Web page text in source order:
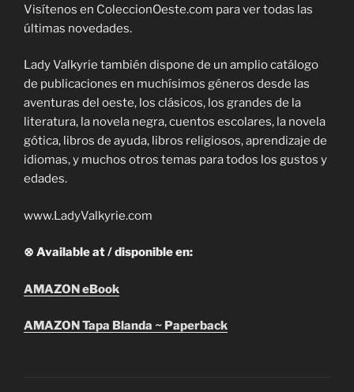
Visítenos en ColeccionOeste.com para ver todas las
últimas novedades.
Lady Valkyrie también dispone de un amplio catálogo
de publicaciones en muchísimos géneros desde las
aventuras del oeste, los clásicos, los grandes de la
literatura, la novela negra, cuentos escolares, la novela
gótica, libros de ayuda, libros religiosos, aprendizaje de
idiomas, y muchos otros temas para todos los gustos y
edades.
www.LadyValkyrie.com
⊗ Available at / disponible en:
AMAZON eBook
AMAZON Tapa Blanda ~ Paperback